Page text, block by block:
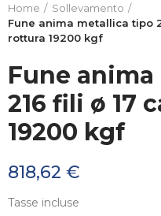
Home
Sollevamento
Fune anima metallica tipo
rottura 19200 kgf
Fune
216 fili ø 17
19200 kgf
818,62 €
Tasse incluse